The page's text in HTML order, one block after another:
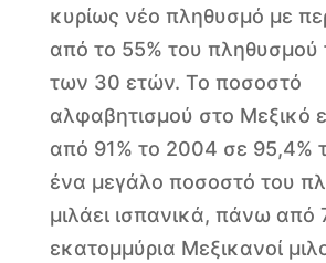
κυρίως νέο πληθυσμό με
από το 55% του
των 30 ετών. Το ποσοστό
αλφαβητισμού στο Μεξικό
από 91% το 2004 σε 95,4%
ένα μεγάλο ποσοστό του
μιλάει ισπανικά, πάνω από
εκατομμύρια Μεξικανοί